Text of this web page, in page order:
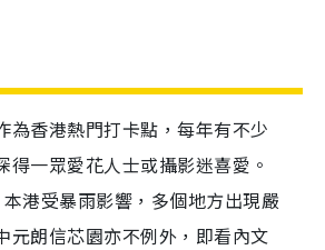
為香港熱門打卡點，每年有不少
得一眾愛花人士或攝影迷喜愛。
港受暴雨影響，多個地方出現嚴
元朗信芯園亦不例外，即看內文